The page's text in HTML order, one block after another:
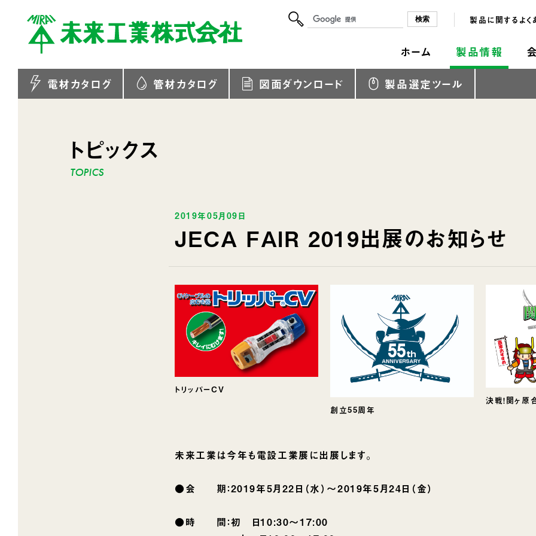
ホーム 製品情報
製品に関するよく
電材カタログ 管材カタログ 図面ダウンロード 製品選定ツール
トピックス
2019年05月09日
JECA FAIR 2019出展のお知らせ
トリッパーCV
創立55周年
決戦！関ヶ原
未来工業は今年も電設工業展に出展します。
●会 期：2019年5月22日（水）〜2019年5月24日（金）
●時 間：初 日10:30〜17:00